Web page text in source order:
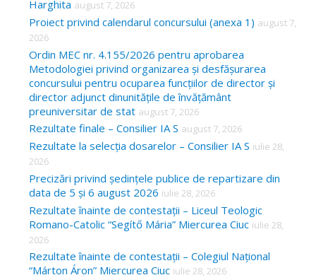
h
f
o
r
Harghita august 7, 2026
Proiect privind calendarul concursului (anexa 1) august 7,
2026
Ordin MEC nr. 4.155/2026 pentru aprobarea
Metodologiei privind organizarea și desfășurarea
concursului pentru ocuparea funcțiilor de director și
director adjunct dinunitățile de învățământ
preuniversitar de stat august 7, 2026
Rezultate finale – Consilier IA S august 7, 2026
Rezultate la selecția dosarelor – Consilier IA S iulie 28,
2026
Precizări privind ședințele publice de repartizare din
data de 5 și 6 august 2026 iulie 28, 2026
Rezultate înainte de contestații – Liceul Teologic
Romano-Catolic “Segítő Mária” Miercurea Ciuc iulie 28,
2026
Rezultate înainte de contestații – Colegiul Național
“Márton Áron” Miercurea Ciuc iulie 28, 2026